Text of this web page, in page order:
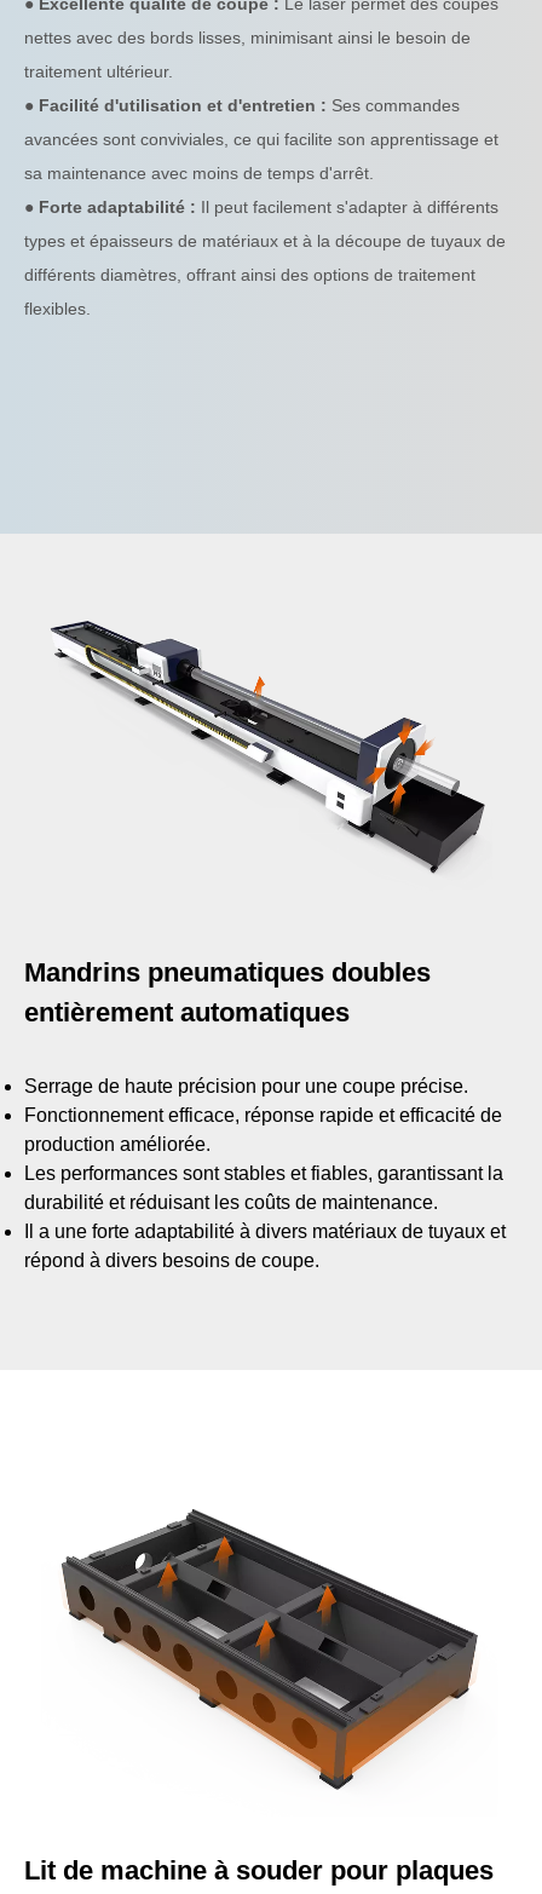
nettes avec des bords lisses, minimisant ainsi le besoin de
traitement ultérieur.
● Facilité d'utilisation et d'entretien : Ses commandes
avancées sont conviviales, ce qui facilite son apprentissage et
sa maintenance avec moins de temps d'arrêt.
● Forte adaptabilité : Il peut facilement s'adapter à différents
types et épaisseurs de matériaux et à la découpe de tuyaux de
différents diamètres, offrant ainsi des options de traitement
flexibles.
Mandrins pneumatiques doubles
entièrement automatiques
Serrage de haute précision pour une coupe précise.
Fonctionnement efficace, réponse rapide et efficacité de
production améliorée.
Les performances sont stables et fiables, garantissant la
durabilité et réduisant les coûts de maintenance.
Il a une forte adaptabilité à divers matériaux de tuyaux et
répond à divers besoins de coupe.
Lit de machine à souder pour plaques